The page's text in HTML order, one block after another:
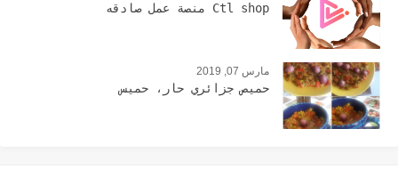
Ctl shop منصة عمل صادقه
مارس 07, 2019
حميص جزائري حار، حميس